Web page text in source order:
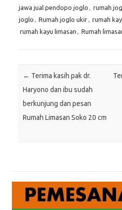
jawa jual pendopo joglo , rumah
joglo , Rumah joglo ukir, rumah
rumah kayu limasan , Rumah
Post navigation
← Terima kasih pak dr.
Haryono dan ibu sudah
berkunjung dan pesan
Rumah Limasan Soko 20 cm